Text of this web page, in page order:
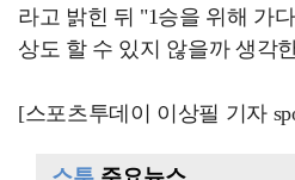
라고 밝힌 뒤 "1승을 위해 가
상도 할 수 있지 않을까 생각
[스포츠투데이 이상필 기자